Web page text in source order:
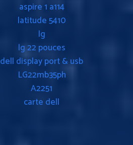
aspire 1 a114
latitude 5410
lg
lg 22 pouces
dell display port & usb
LG22mb35ph
A2251
carte dell